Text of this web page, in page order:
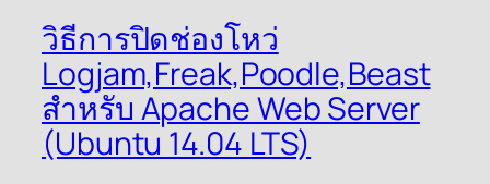
วิธีการปิดช่องโหว่
Logjam,Freak,Poodle,Beast
สำหรับ Apache Web Server
(Ubuntu 14.04 LTS)